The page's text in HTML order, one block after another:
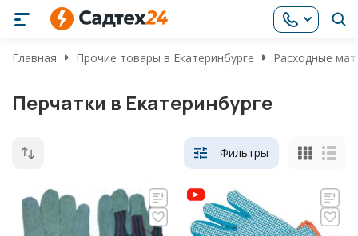
Главная Прочие товары в Екатеринбурге Расходные
Перчатки в Екатеринбурге
Фильтры